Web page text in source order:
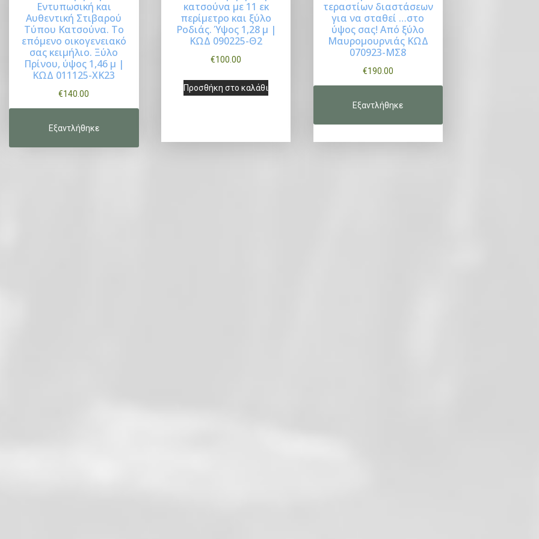
:
€
1
1
.
α
ι
:
0
Buy Now
Εντυπωσική και
Αυθεντική Στιβαρού
Τύπου Κατσούνα. Το
επόμενο οικογενειακό
σας κειμήλιο. Ξύλο
Πρίνου, ύψος 1,46 μ |
ΚΩΔ 011125-ΧΚ23
€140.00
Buy Now
κατσούνα με 11 εκ
περίμετρο και ξύλο
Ροδιάς. Ύψος 1,28 μ |
ΚΩΔ 090225-Θ2
€100.00
Προσθήκη στο καλάθι
Buy Now
τεραστίων διαστάσεων
για να σταθεί …στο
ύψος σας! Από ξύλο
Μαυρομουρνιάς ΚΩΔ
070923-ΜΣ8
€190.00